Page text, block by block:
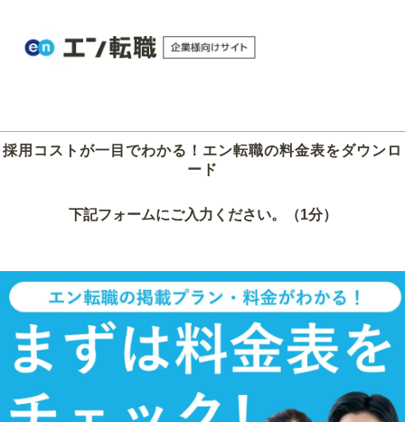
採用コストが一目でわかる！エン転職の料金表をダウンロ
ード
下記フォームにご入力ください。（1分）